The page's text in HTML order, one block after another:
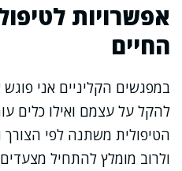
אפשרויות
החיים
במפגשים הקליניים אני
להקל על עצמם ואילו כלים
הטיפולית משתנה לפי
ולרוב מומלץ להתחיל